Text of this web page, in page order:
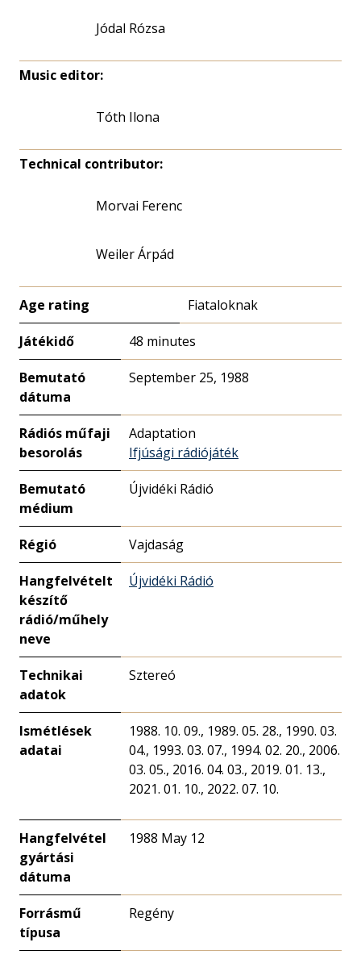
Jódal Rózsa
Music editor:
Tóth Ilona
Technical contributor:
Morvai Ferenc
Weiler Árpád
Age rating Fiataloknak
Játékidő 48 minutes
Bemutató
dátuma
September 25, 1988
Rádiós műfaji
besorolás
Adaptation
Ifjúsági rádiójáték
Bemutató
médium
Újvidéki Rádió
Régió Vajdaság
Hangfelvételt
készítő
rádió/műhely
neve
Újvidéki Rádió
Technikai
adatok
Sztereó
Ismétlések
adatai
1988. 10. 09., 1989. 05. 28., 1990. 03.
04., 1993. 03. 07., 1994. 02. 20., 2006.
03. 05., 2016. 04. 03., 2019. 01. 13.,
2021. 01. 10., 2022. 07. 10.
Hangfelvétel
gyártási
dátuma
1988 May 12
Forrásmű
típusa
Regény